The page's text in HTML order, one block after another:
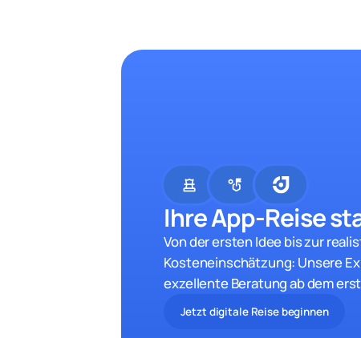
chess strategy
Ihre App-Reise
Von der ersten Idee bis zur
Kosteneinschätzung: Unsere
exzellente Beratung ab dem
Jetzt digitale Reise beginnen